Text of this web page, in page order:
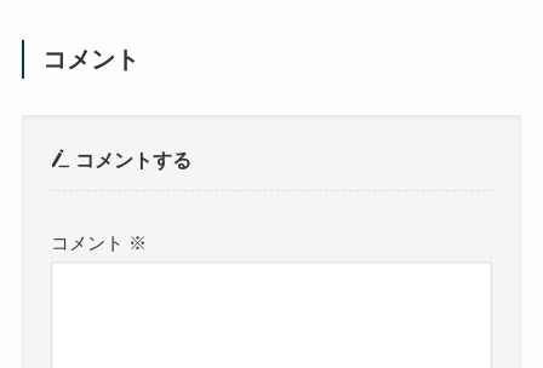
コメント
コメントする
コメント ※